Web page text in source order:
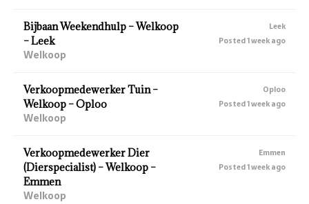
Bijbaan Weekendhulp – Welkoop
– Leek
Welkoop
Leek
Posted 1 week ago
Verkoopmedewerker Tuin –
Welkoop – Oploo
Welkoop
Oploo
Posted 1 week ago
Verkoopmedewerker Dier
(Dierspecialist) – Welkoop –
Emmen
Welkoop
Emmen
Posted 1 week ago